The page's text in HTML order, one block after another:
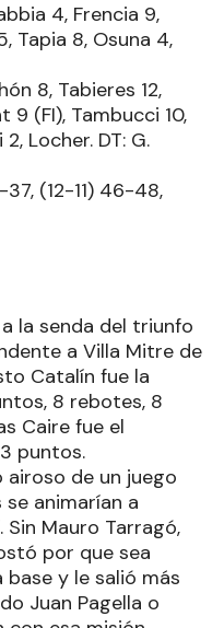
4, Frencia 9,
Tapia 8, Osuna 4,
8, Tabieres 12,
9 (FI), Tambucci 10,
Locher. DT: G.
(12-11) 46-48,
la senda del triunfo
a Villa Mitre de
Catalín fue la
8 rebotes, 8
Caire fue el
puntos.
de un juego
animarían a
Mauro Tarragó,
por que sea
y le salió más
Juan Pagella o